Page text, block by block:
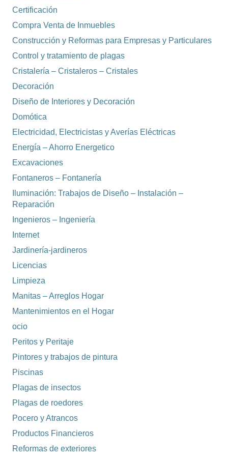
Certificación
Compra Venta de Inmuebles
Construcción y Reformas para Empresas y Particulares
Control y tratamiento de plagas
Cristalería – Cristaleros – Cristales
Decoración
Diseño de Interiores y Decoración
Domótica
Electricidad, Electricistas y Averías Eléctricas
Energía – Ahorro Energetico
Excavaciones
Fontaneros – Fontanería
Iluminación: Trabajos de Diseño – Instalación –
Reparación
Ingenieros – Ingeniería
Internet
Jardinería-jardineros
Licencias
Limpieza
Manitas – Arreglos Hogar
Mantenimientos en el Hogar
ocio
Peritos y Peritaje
Pintores y trabajos de pintura
Piscinas
Plagas de insectos
Plagas de roedores
Pocero y Atrancos
Productos Financieros
Reformas de exteriores